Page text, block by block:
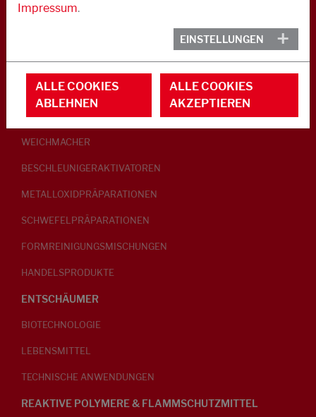
GLEITMITTEL
PEPTISATOREN
KLEBRIGMACHER / HOMOGENISATOREN
WEICHMACHER
BESCHLEUNIGERAKTIVATOREN
METALLOXIDPRÄPARATIONEN
SCHWEFELPRÄPARATIONEN
FORMREINIGUNGSMISCHUNGEN
HANDELSPRODUKTE
ENTSCHÄUMER
BIOTECHNOLOGIE
LEBENSMITTEL
TECHNISCHE ANWENDUNGEN
REAKTIVE POLYMERE & FLAMMSCHUTZMITTEL
Impressum.
EINSTELLUNGEN
ALLE COOKIES
ABLEHNEN
ALLE COOKIES
AKZEPTIEREN